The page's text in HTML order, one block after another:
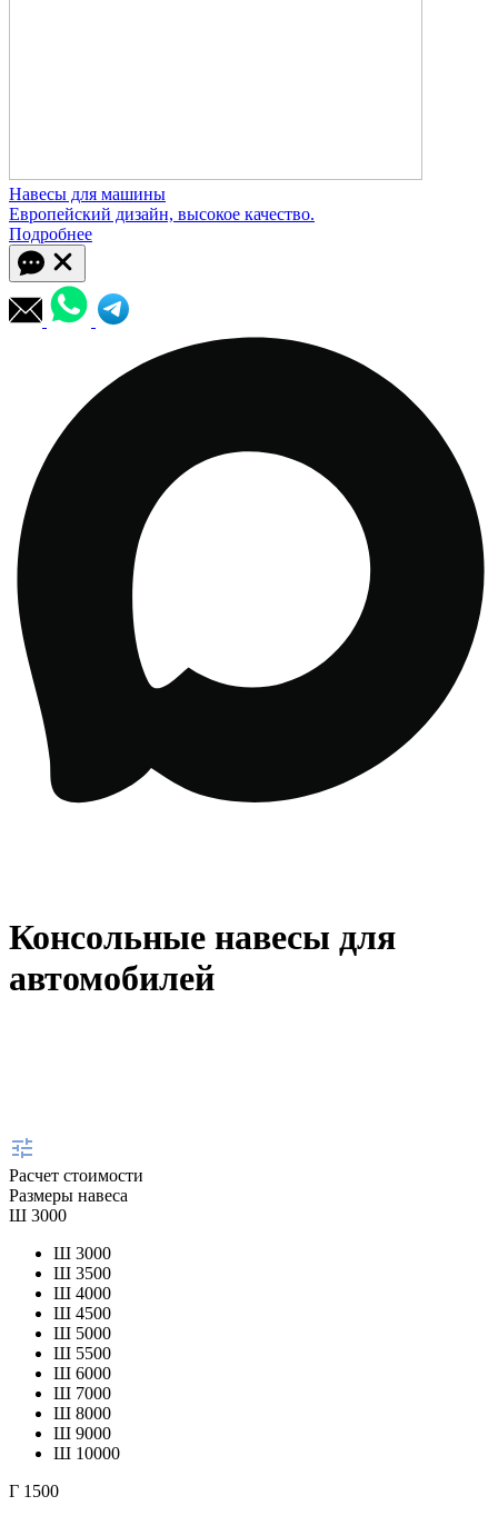
Навесы для машины
Европейский дизайн, высокое качество.
Подробнее
Консольные навесы для
автомобилей
Расчет стоимости
Размеры навеса
Ш 3000
Ш 3000
Ш 3500
Ш 4000
Ш 4500
Ш 5000
Ш 5500
Ш 6000
Ш 7000
Ш 8000
Ш 9000
Ш 10000
Г 1500